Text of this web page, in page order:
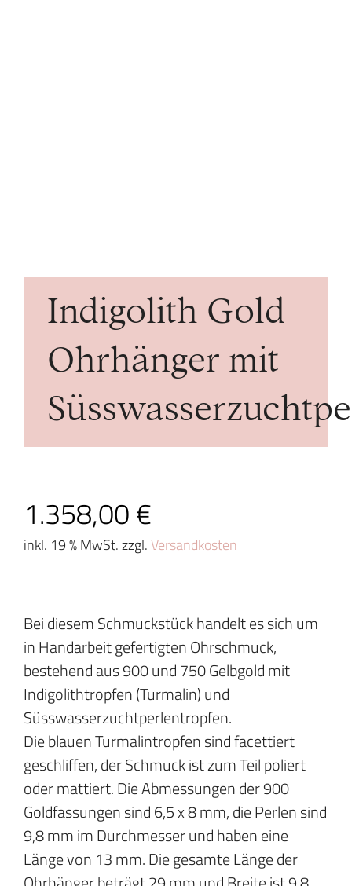
Indigolith Gold
Ohrhänger mit
1.358,00€
inkl. 19 % MwSt.zzgl.Versandkosten
Bei diesem Schmuckstück handelt es sich um
in Handarbeit gefertigten Ohrschmuck,
bestehend aus 900 und 750 Gelbgold mit
Indigolithtropfen (Turmalin) und
Süsswasserzuchtperlentropfen.
Die blauen Turmalintropfen sind facettiert
geschliffen, der Schmuck ist zum Teil poliert
oder mattiert. Die Abmessungen der 900
Goldfassungen sind 6,5 x 8 mm, die Perlen sind
9,8 mm im Durchmesser und haben eine
Länge von 13 mm. Die gesamte Länge der